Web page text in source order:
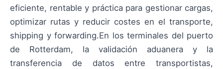
eficiente, rentable y práctica para gestionar cargas,
optimizar rutas y reducir costes en el transporte,
shipping y forwarding.En los terminales del puerto
de Rotterdam, la validación aduanera y la
transferencia de datos entre transportistas,